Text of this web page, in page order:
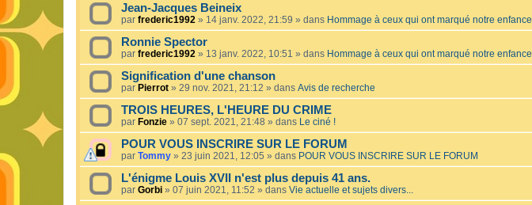
Jean-Jacques Beineix
par frederic1992 » 14 janv. 2022, 21:59 » dans Hommage à ceux qui ont marqué notre enfance
Ronnie Spector
par frederic1992 » 13 janv. 2022, 10:51 » dans Hommage à ceux qui ont marqué notre enfance
Signification d'une chanson
par Pierrot » 29 nov. 2021, 21:12 » dans Avis de recherche
TROIS HEURES, L'HEURE DU CRIME
par Fonzie » 07 sept. 2021, 21:48 » dans Le ciné !
POUR VOUS INSCRIRE SUR LE FORUM
par Tommy » 23 juin 2021, 12:05 » dans POUR VOUS INSCRIRE SUR LE FORUM
L'énigme Louis XVII n'est plus depuis 41 ans.
par Gorbi » 07 juin 2021, 11:52 » dans Vie actuelle et sujets divers...